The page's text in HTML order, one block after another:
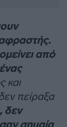
από
και
πείραξα
δεν